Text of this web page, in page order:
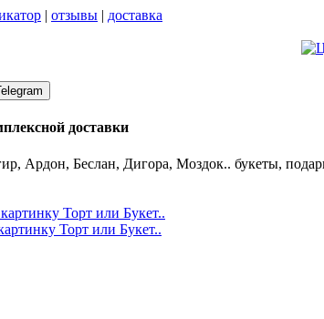
| отзывы | доставка
доставки
Ардон, Беслан, Дигора, Моздок.. букеты,